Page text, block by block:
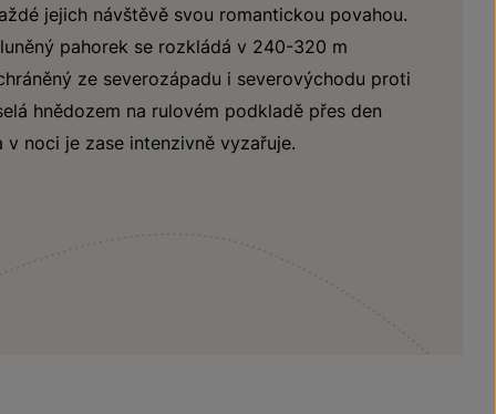
jejich návštěvě svou romantickou povahou.
pahorek se rozkládá v 240-320 m
ze severozápadu i severovýchodu proti
hnědozem na rulovém podkladě přes den
v noci je zase intenzivně vyzařuje.